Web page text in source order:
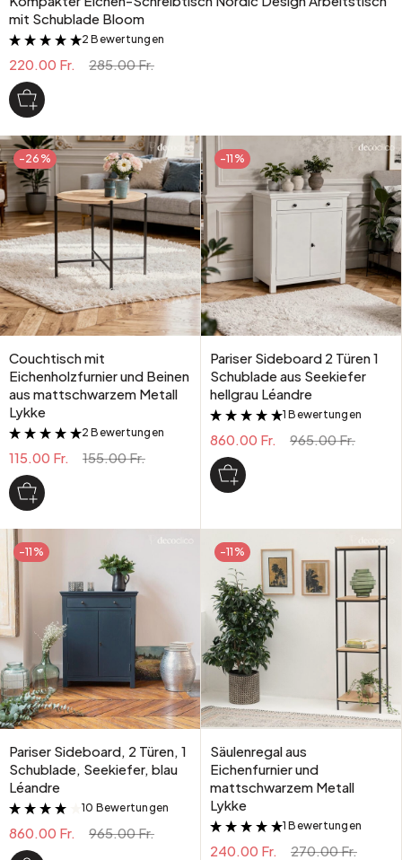
mit Schublade Bloom
&
2 Bewertungen
220.00 Fr. 285.00 Fr.
-26%
Couchtisch mit
Eichenholzfurnier und Beinen
aus mattschwarzem Metall
Lykke
&
2 Bewertungen
115.00 Fr. 155.00 Fr.
-11%
Pariser Sideboard 2 Türen 1
Schublade aus Seekiefer
hellgrau Léandre
&
1 Bewertungen
860.00 Fr. 965.00 Fr.
-11%
Pariser Sideboard, 2 Türen, 1
Schublade, Seekiefer, blau
Léandre
&
10 Bewertungen
860.00 Fr. 965.00 Fr.
-11%
Säulenregal aus
Eichenfurnier und
mattschwarzem Metall
Lykke
&
1 Bewertungen
240.00 Fr. 270.00 Fr.